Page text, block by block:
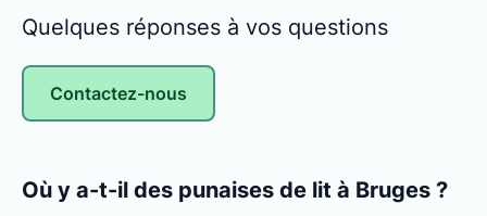
Quelques réponses à vos questions
Contactez-nous
Où y a-t-il des punaises de lit à Bruges ?